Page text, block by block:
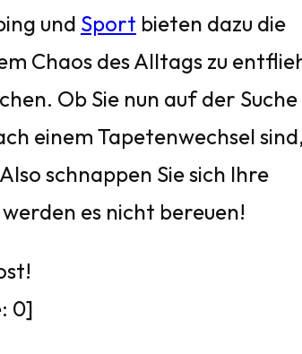
und Sport bieten dazu die
Chaos des Alltags zu
Ob Sie nun auf der Suche
einem Tapetenwechsel sind,
schnappen Sie sich Ihre
es nicht bereuen!
0]